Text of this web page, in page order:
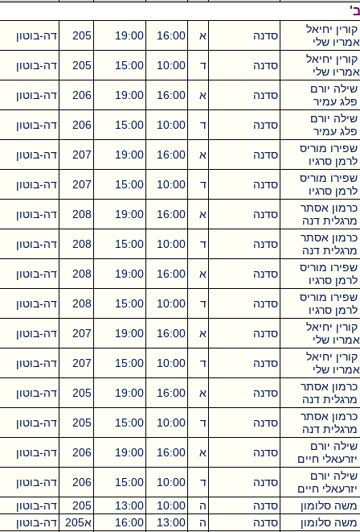
סדנה 16:00
19:00
205 דה-בוטון
3
סדנה 10:00
15:00
205 דה-בוטון
5
סדנה 16:00
19:00
206 דה-בוטון
3
סדנה 10:00
15:00
206 דה-בוטון
5
סדנה 16:00
19:00
207 דה-בוטון
3
סדנה 10:00
15:00
207 דה-בוטון
5
סדנה 16:00
19:00
208 דה-בוטון
3
סדנה 10:00
15:00
208 דה-בוטון
5
סדנה 16:00
19:00
208 דה-בוטון
3
סדנה 10:00
15:00
208 דה-בוטון
5
סדנה 16:00
19:00
207 דה-בוטון
3
סדנה 10:00
15:00
207 דה-בוטון
5
סדנה 16:00
19:00
205 דה-בוטון
3
סדנה 10:00
15:00
205 דה-בוטון
5
סדנה 16:00
19:00
206 דה-בוטון
3
סדנה 10:00
15:00
206 דה-בוטון
5
סדנה 10:00
13:00
205 דה-בוטון
3
סדנה 13:00
16:00 א205 דה-בוטון
3